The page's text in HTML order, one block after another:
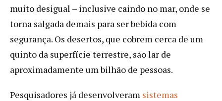
muito desigual – inclusive caindo no mar, onde se
torna salgada demais para ser bebida com
segurança. Os desertos, que cobrem cerca de um
quinto da superfície terrestre, são lar de
aproximadamente um bilhão de pessoas.
Pesquisadores já desenvolveram sistemas